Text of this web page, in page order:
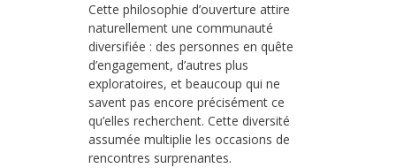
Cette philosophie d’ouverture attire
naturellement une communauté
diversifiée : des personnes en quête
d’engagement, d’autres plus
exploratoires, et beaucoup qui ne
savent pas encore précisément ce
qu’elles recherchent. Cette diversité
assumée multiplie les occasions de
rencontres surprenantes.